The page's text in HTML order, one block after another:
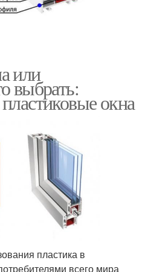
или
выбрать:
окна
пластика в
всего мира